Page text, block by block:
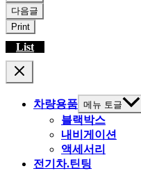
다음글
Print
List
차량용품 메뉴 토글
블랙박스
내비게이션
액세서리
전기차.틴팅